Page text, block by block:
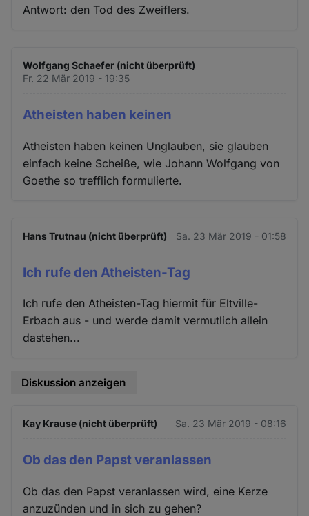
Antwort: den Tod des Zweiflers.
Wolfgang Schaefer (nicht überprüft)
Fr. 22 Mär 2019 - 19:35
Atheisten haben keinen
Atheisten haben keinen Unglauben, sie glauben
einfach keine Scheiße, wie Johann Wolfgang von
Goethe so trefflich formulierte.
Hans Trutnau (nicht überprüft) Sa. 23 Mär 2019 - 01:58
Ich rufe den Atheisten-Tag
Ich rufe den Atheisten-Tag hiermit für Eltville-
Erbach aus - und werde damit vermutlich allein
dastehen...
Diskussion anzeigen
Kay Krause (nicht überprüft) Sa. 23 Mär 2019 - 08:16
Ob das den Papst veranlassen
Ob das den Papst veranlassen wird, eine Kerze
anzuzünden und in sich zu gehen?